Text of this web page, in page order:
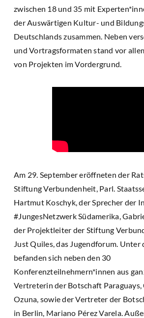
zwischen 18 und 35 mit
der Auswärtigen Kultur- und
Deutschlands zusammen. Neben
und Vortragsformaten stand vor
von Projekten im Vordergrund.
Am 29. September eröffneten der
Stiftung Verbundenheit, Parl.
Hartmut Koschyk, der Sprecher der
#JungesNetzwerk Südamerika,
der Projektleiter der Stiftung
Just Quiles, das Jugendforum. Unter
befanden sich neben den 30
Konferenzteilnehmern*innen aus
Vertreterin der Botschaft Paraguays,
Ozuna, sowie der Vertreter der
in Berlin, Mariano Pérez Varela.